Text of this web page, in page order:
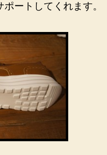
ートしてくれます。